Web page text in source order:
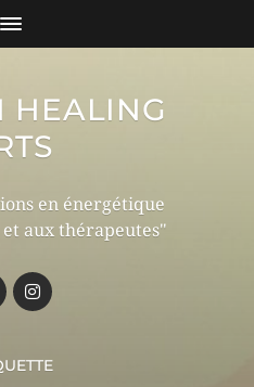
HEALING
en énergétique
aux thérapeutes"